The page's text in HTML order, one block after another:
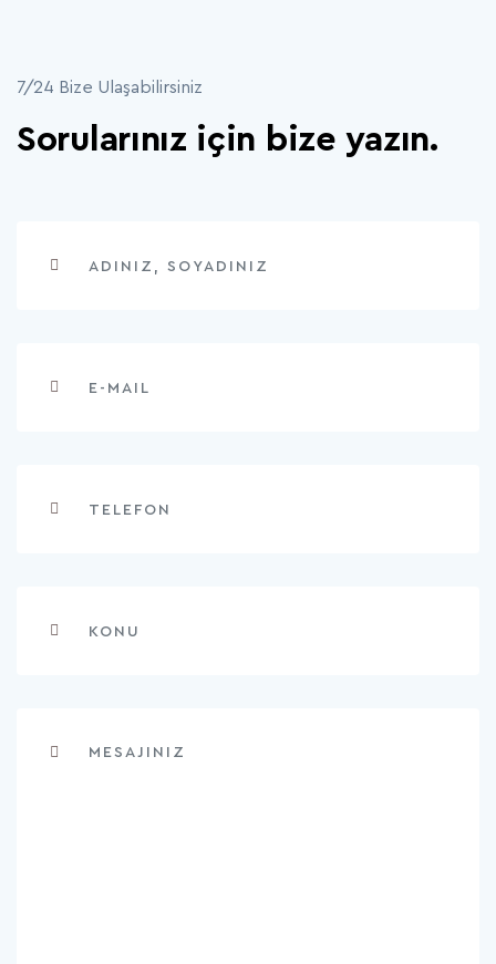
7/24 Bize Ulaşabilirsiniz
Sorularınız için bize yazın.